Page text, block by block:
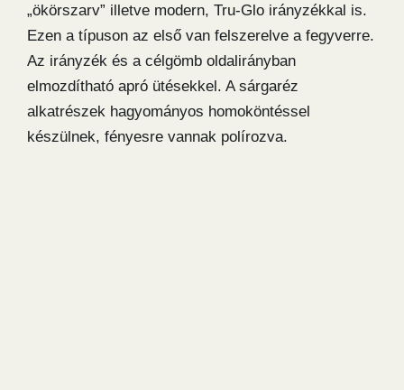
„ökörszarv” illetve modern, Tru-Glo irányzékkal is.
Ezen a típuson az első van felszerelve a fegyverre.
Az irányzék és a célgömb oldalirányban
elmozdítható apró ütésekkel. A sárgaréz
alkatrészek hagyományos homoköntéssel
készülnek, fényesre vannak polírozva.